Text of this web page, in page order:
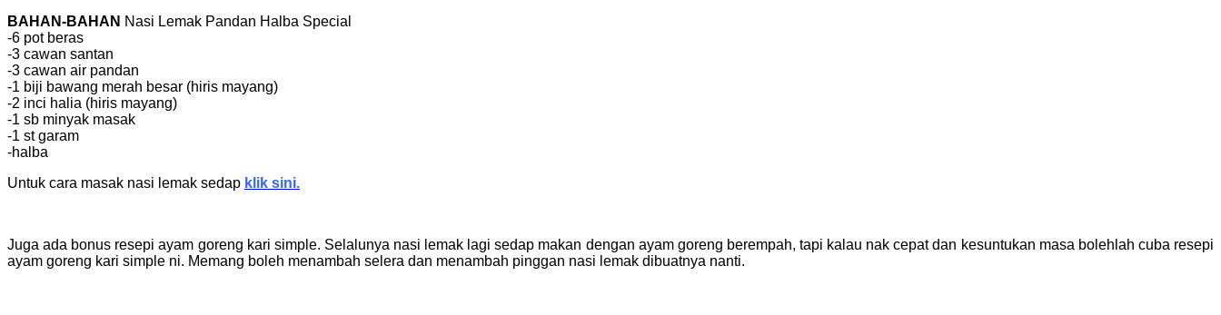
BAHAN-BAHAN Nasi Lemak Pandan Halba Special
-6 pot beras
-3 cawan santan
-3 cawan air pandan
-1 biji bawang merah besar (hiris mayang)
-2 inci halia (hiris mayang)
-1 sb minyak masak
-1 st garam
-halba
Untuk cara masak nasi lemak sedap klik sini.
Juga ada bonus resepi ayam goreng kari simple. Selalunya nasi lemak lagi sedap makan dengan ayam goreng berempah, tapi kalau nak cepat dan kesuntukan masa bolehlah cuba resepi
ayam goreng kari simple ni. Memang boleh menambah selera dan menambah pinggan nasi lemak dibuatnya nanti.